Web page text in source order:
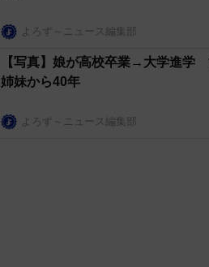
よろず～ニュース編集部
【写真】娘が高校卒業→大学進学
姉妹から40年
よろず～ニュース編集部